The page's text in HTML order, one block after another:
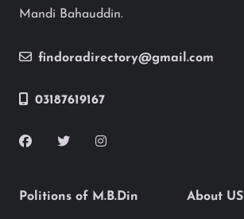
Mandi Bahauddin.
findoradirectory@gmail.com
03187619167
Politions of M.B.Din About US